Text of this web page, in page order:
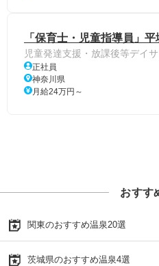
「保育士・児童指導員」
児童発達支援・放課後等デイサ
正社員
神奈川県
月給24万円～
おすす
関東のおすすめ温泉20選
茨城県のおすすめ温泉4選